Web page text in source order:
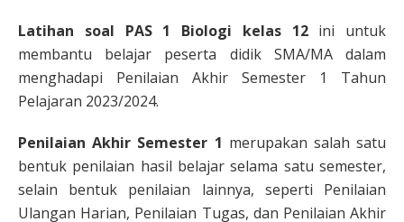
Latihan soal PAS 1 Biologi kelas 12 ini untuk
membantu belajar peserta didik SMA/MA dalam
menghadapi Penilaian Akhir Semester 1 Tahun
Pelajaran 2023/2024.
Penilaian Akhir Semester 1 merupakan salah satu
bentuk penilaian hasil belajar selama satu semester,
selain bentuk penilaian lainnya, seperti Penilaian
Ulangan Harian, Penilaian Tugas, dan Penilaian Akhir